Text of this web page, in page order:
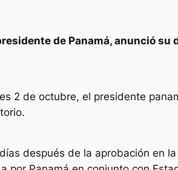
de Panamá, anunció
2 de octubre, el presidente
después de la aprobación en